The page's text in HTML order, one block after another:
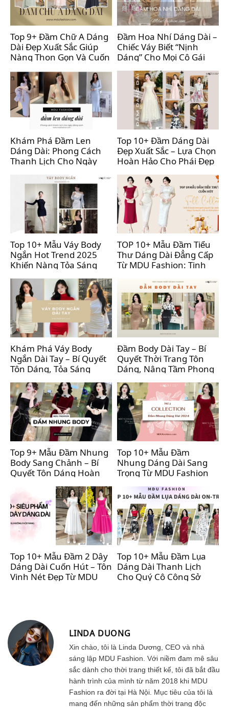
Top 9+ Đầm Chữ A Dáng
Dài Đẹp Xuất Sắc Giúp
Nàng Thon Gọn Và Cuốn
Đầm Hoa Nhí Dáng Dài –
Chiếc Váy Biết “Nịnh
Dáng” Cho Mọi Cô Gái
Hiện Đại
Khám Phá Đầm Len
Dáng Dài: Phong Cách
Thanh Lịch Cho Ngày
Đông Lạnh
Top 10+ Đầm Dáng Dài
Đẹp Xuất Sắc – Lựa Chọn
Hoàn Hảo Cho Phái Đẹp
Top 10+ Mẫu Váy Body
Ngắn Hot Trend 2025
Khiến Nàng Tỏa Sáng
Trong Mọi Sự Kiện
TOP 10+ Mẫu Đầm Tiểu
Thư Dáng Dài Đẳng Cấp
Từ MDU Fashion: Tinh
Riêng Cho Quý Cô
Khám Phá Váy Body
Ngắn Dài Tay – Bí Quyết
Tôn Dáng, Tỏa Sáng
Trong Mọi Sự Kiện
Đầm Body Dài Tay – Bí
Quyết Thời Trang Tôn
Dáng, Nâng Tầm Phong
Top 9+ Mẫu Đầm Nhung
Body Sang Chảnh – Bí
Quyết Tôn Dáng Hoàn
Hảo Cho Phái Đẹp
Top 10+ Mẫu Đầm
Nhung Dáng Dài Sang
Trọng Từ MDU Fashion
Top 10+ Mẫu Đầm 2 Dây
Dáng Dài Cuốn Hút – Tôn
Vinh Nét Đẹp Từ MDU
Top 10+ Mẫu Đầm Lụa
Dáng Dài Thanh Lịch
Cho Quý Cô Công Sở
LINDA DUONG
Xin chào, tôi là Linda Dương, CEO và nhà
sáng lập MDU Fashion. Với niềm đam mê sâu
sắc dành cho thời trang thiết kế, tôi đã bắt đầu
hành trình của mình từ năm 2018 khi MDU
Fashion ra đời tại Hà Nội. Mục tiêu của tôi là
mang đến những sản phẩm thời trang độc